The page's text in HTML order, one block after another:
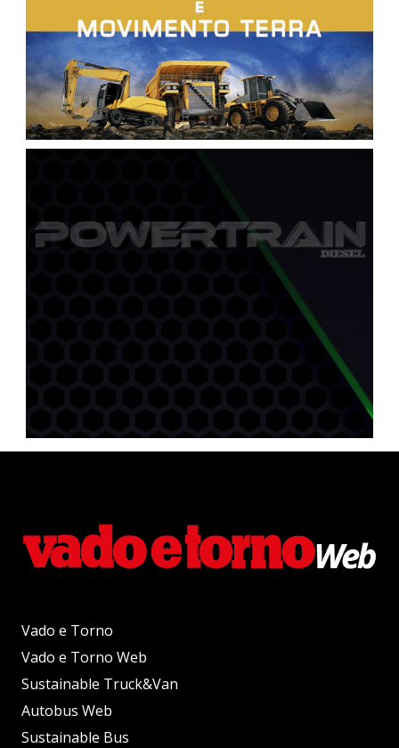
Vado e Torno
Vado e Torno Web
Sustainable Truck&Van
Autobus Web
Sustainable Bus